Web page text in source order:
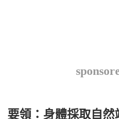
要領：身體採取自